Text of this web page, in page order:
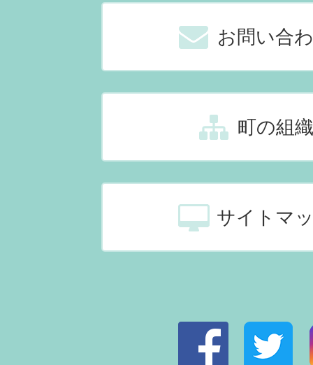
お問い合
町の組織
サイトマ